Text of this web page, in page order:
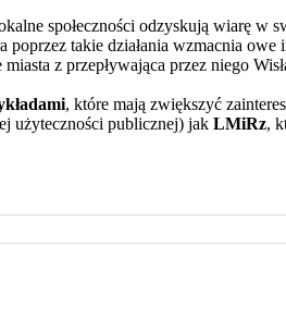
społeczności odzyskują wiarę w
poprzez takie działania wzmacnia owe
z przepływająca przez niego
, które mają zwiększyć
użyteczności publicznej) jak LMiRz,